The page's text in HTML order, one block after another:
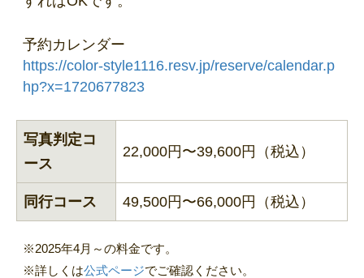
予約カレンダー
https://color-style1116.resv.jp/reserve/calendar.p
hp?x=1720677823
写真判定コ
ース
22,000円〜39,600円（税込）
同行コース 49,500円〜66,000円（税込）
※2025年4月～の料金です。
※詳しくは公式ページでご確認ください。